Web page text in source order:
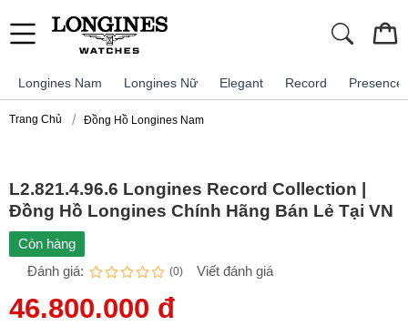
Longines Nam Longines Nữ Elegant Record Presence
Trang Chủ Đồng Hồ Longines Nam
L2.821.4.96.6 Longines Record Collection |
Đồng Hồ Longines Chính Hãng Bán Lẻ Tại VN
Còn hàng
Đánh giá:
(0) Viết đánh giá
46.800.000 đ